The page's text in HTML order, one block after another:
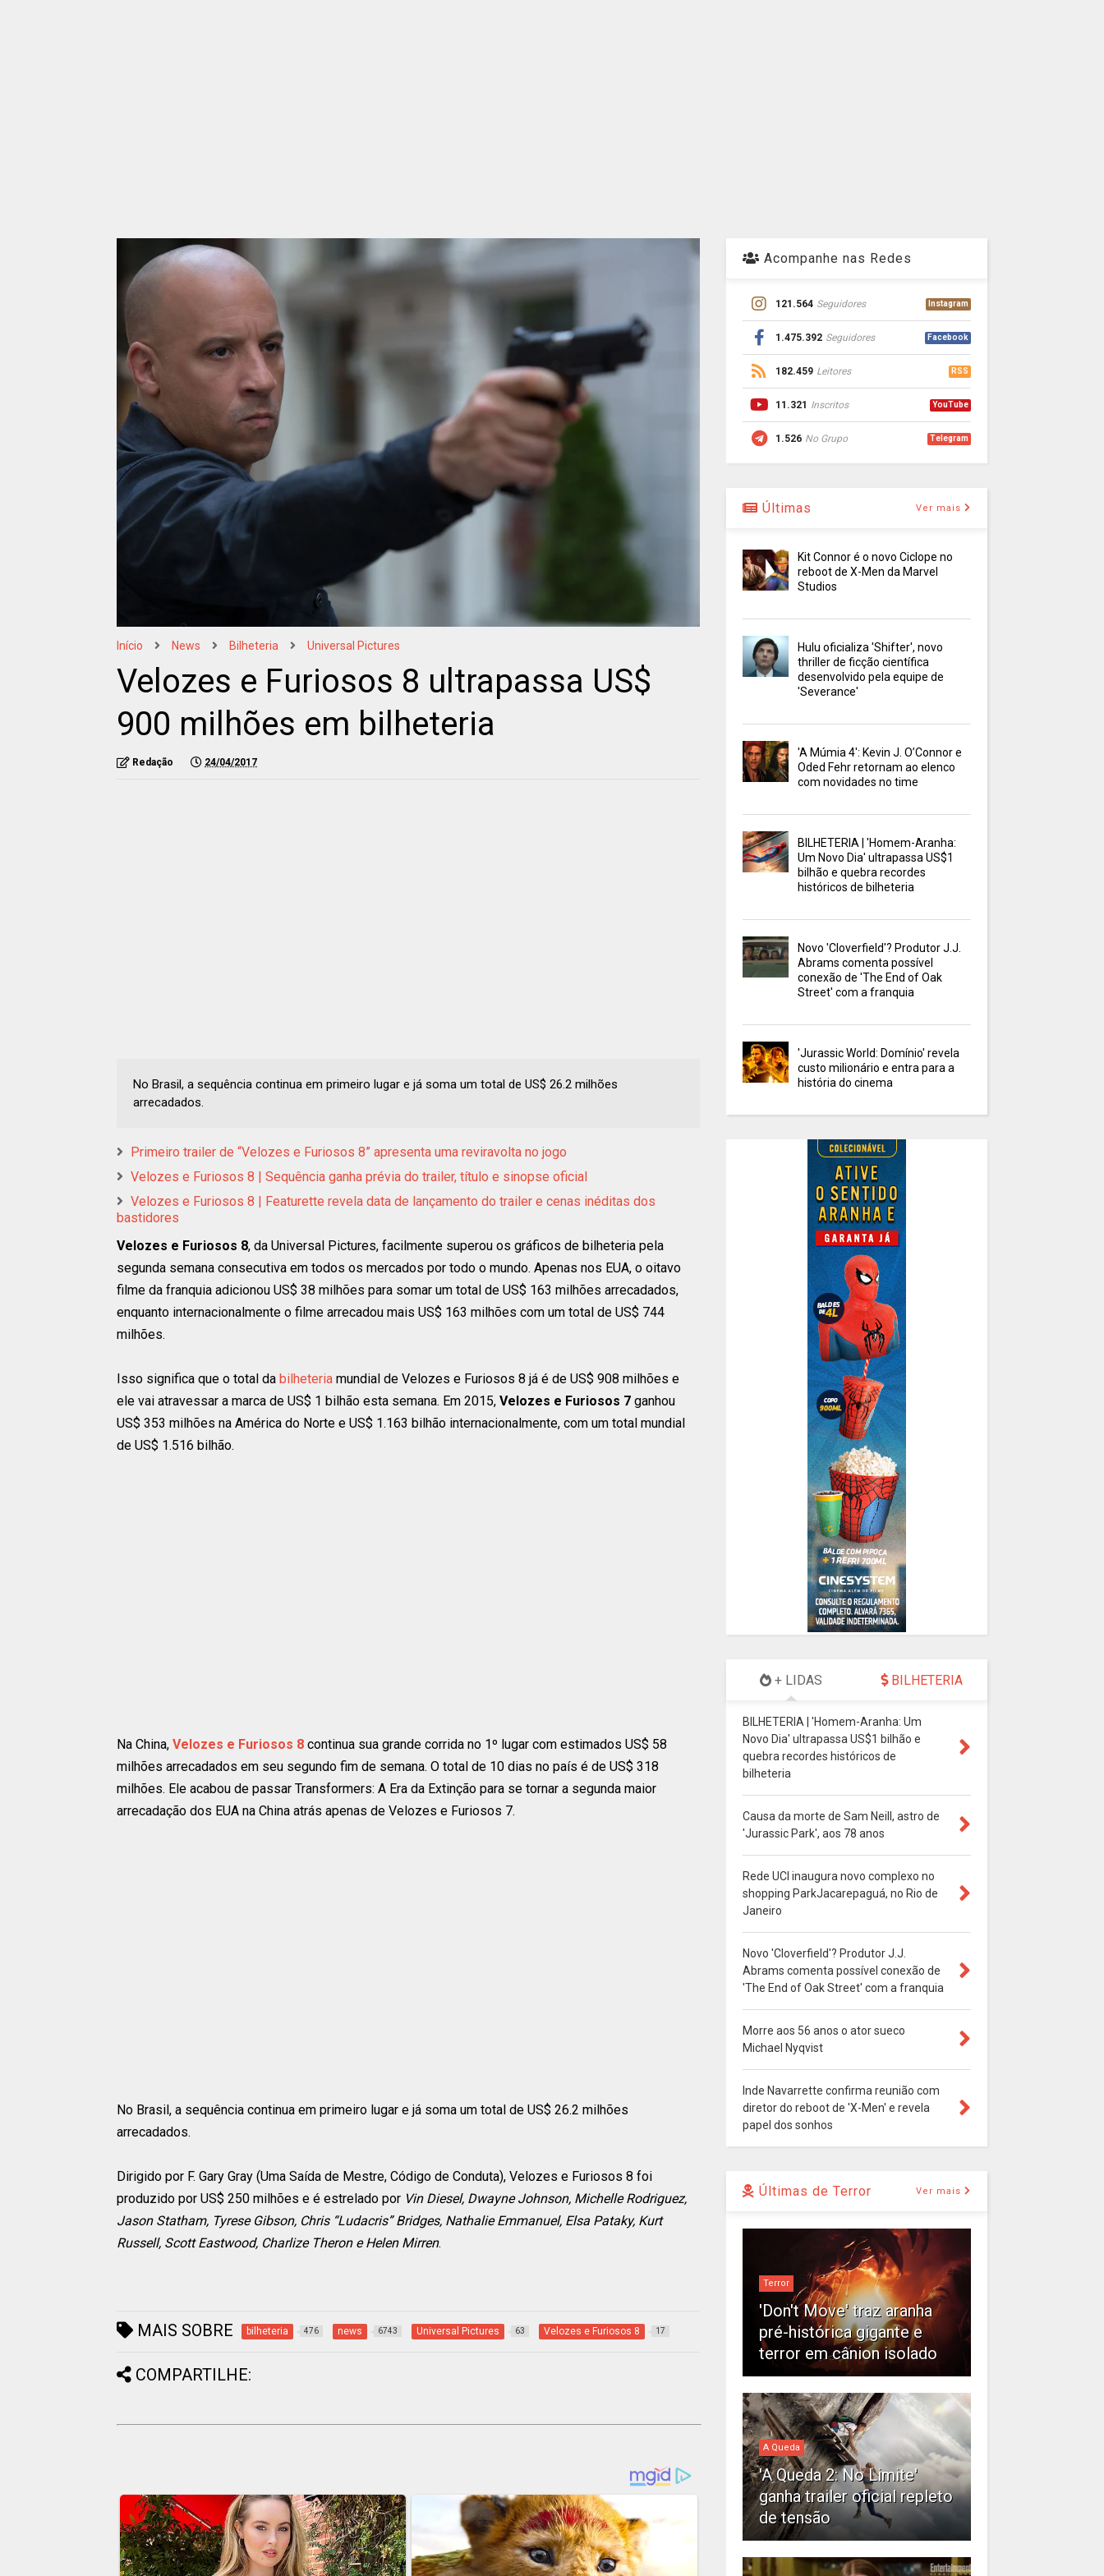
Início News Bilheteria Universal Pictures
Velozes e Furiosos 8 ultrapassa US$
900 milhões em bilheteria
Redação 24/04/2017
No Brasil, a sequência continua em primeiro lugar e já soma um total de US$ 26.2 milhões
arrecadados.
Primeiro trailer de “Velozes e Furiosos 8” apresenta uma reviravolta no jogo
Velozes e Furiosos 8 | Sequência ganha prévia do trailer, título e sinopse oficial
Velozes e Furiosos 8 | Featurette revela data de lançamento do trailer e cenas inéditas dos
bastidores
Velozes e Furiosos 8, da Universal Pictures, facilmente superou os gráficos de bilheteria pela
segunda semana consecutiva em todos os mercados por todo o mundo. Apenas nos EUA, o oitavo
filme da franquia adicionou US$ 38 milhões para somar um total de US$ 163 milhões arrecadados,
enquanto internacionalmente o filme arrecadou mais US$ 163 milhões com um total de US$ 744
milhões.
Isso significa que o total da bilheteria mundial de Velozes e Furiosos 8 já é de US$ 908 milhões e
ele vai atravessar a marca de US$ 1 bilhão esta semana. Em 2015, Velozes e Furiosos 7 ganhou
US$ 353 milhões na América do Norte e US$ 1.163 bilhão internacionalmente, com um total mundial
de US$ 1.516 bilhão.
Na China, Velozes e Furiosos 8 continua sua grande corrida no 1º lugar com estimados US$ 58
milhões arrecadados em seu segundo fim de semana. O total de 10 dias no país é de US$ 318
milhões. Ele acabou de passar Transformers: A Era da Extinção para se tornar a segunda maior
arrecadação dos EUA na China atrás apenas de Velozes e Furiosos 7.
No Brasil, a sequência continua em primeiro lugar e já soma um total de US$ 26.2 milhões
arrecadados.
Dirigido por F. Gary Gray (Uma Saída de Mestre, Código de Conduta), Velozes e Furiosos 8 foi
produzido por US$ 250 milhões e é estrelado por Vin Diesel, Dwayne Johnson, Michelle Rodriguez,
Jason Statham, Tyrese Gibson, Chris “Ludacris” Bridges, Nathalie Emmanuel, Elsa Pataky, Kurt
Russell, Scott Eastwood, Charlize Theron e Helen Mirren.
MAIS SOBRE bilheteria 476 news 6743 Universal Pictures 63 Velozes e Furiosos 8 17
COMPARTILHE:
Acompanhe nas Redes
121.564 Seguidores Instagram
1.475.392 Seguidores Facebook
182.459 Leitores RSS
11.321 Inscritos YouTube
1.526 No Grupo Telegram
Últimas Ver mais
Kit Connor é o novo Ciclope no
reboot de X-Men da Marvel
Studios
Hulu oficializa 'Shifter', novo
thriller de ficção científica
desenvolvido pela equipe de
'Severance'
'A Múmia 4': Kevin J. O’Connor e
Oded Fehr retornam ao elenco
com novidades no time
BILHETERIA | 'Homem-Aranha:
Um Novo Dia' ultrapassa US$1
bilhão e quebra recordes
históricos de bilheteria
Novo 'Cloverfield'? Produtor J.J.
Abrams comenta possível
conexão de 'The End of Oak
Street' com a franquia
'Jurassic World: Domínio' revela
custo milionário e entra para a
história do cinema
+ LIDAS BILHETERIA
BILHETERIA | 'Homem-Aranha: Um
Novo Dia' ultrapassa US$1 bilhão e
quebra recordes históricos de
bilheteria
Causa da morte de Sam Neill, astro de
'Jurassic Park', aos 78 anos
Rede UCI inaugura novo complexo no
shopping ParkJacarepaguá, no Rio de
Janeiro
Novo 'Cloverfield'? Produtor J.J.
Abrams comenta possível conexão de
'The End of Oak Street' com a franquia
Morre aos 56 anos o ator sueco
Michael Nyqvist
Inde Navarrette confirma reunião com
diretor do reboot de 'X-Men' e revela
papel dos sonhos
Últimas de Terror Ver mais
Terror
'Don't Move' traz aranha
pré-histórica gigante e
terror em cânion isolado
A Queda
'A Queda 2: No Limite'
ganha trailer oficial repleto
de tensão